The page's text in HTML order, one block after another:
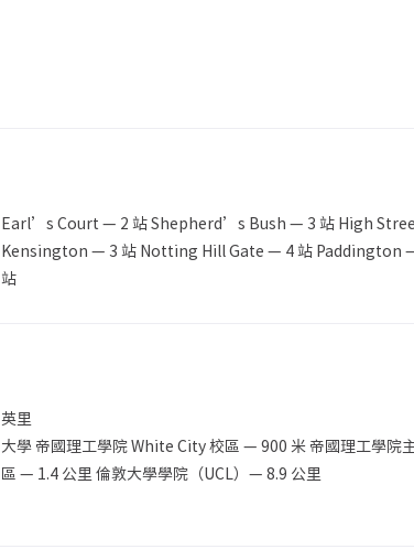
Earl’s Court — 2 站 Shepherd’s Bush — 3 站 High
Kensington — 3 站 Notting Hill Gate — 4 站 Paddington
站
英里
大學 帝國理工學院 White City 校區 — 900 米 帝國理工學院
區 — 1.4 公里 倫敦大學學院（UCL）— 8.9 公里